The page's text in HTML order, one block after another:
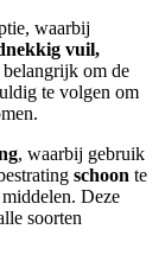
waarbij
vuil,
om de
te volgen om
, waarbij gebruik
schoon te
Deze
soorten